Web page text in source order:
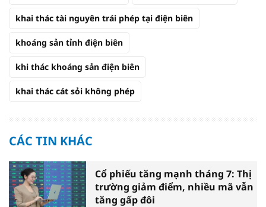
khai thác tài nguyên trái phép tại điện biên
khoáng sản tỉnh điện biên
khi thác khoáng sản điện biên
khai thác cát sỏi không phép
CÁC TIN KHÁC
Cổ phiếu tăng mạnh tháng 7: Thị
trường giảm điểm, nhiều mã vẫn
tăng gấp đôi